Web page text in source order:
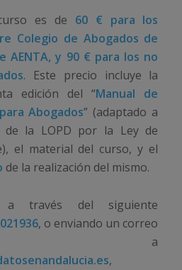
es de 60 € para los
Colegio de Abogados de
AENTA, y 90 € para los no
. Este precio incluye la
edición del “Manual de
Abogados” (adaptado a
de la LOPD por la Ley de
el material del curso, y el
de la realización del mismo.
a través del siguiente
, o enviando un correo
a
,